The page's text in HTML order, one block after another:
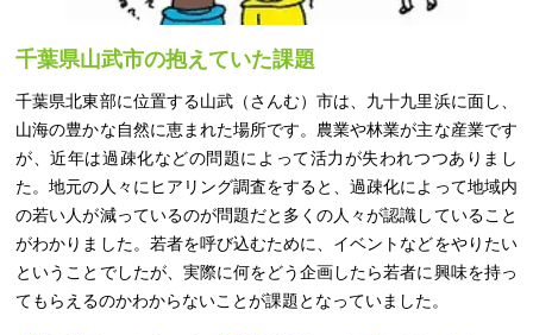
千葉県山武市の抱えていた課題
千葉県北東部に位置する山武（さんむ）市は、九十九里浜に面し、
山海の豊かな自然に恵まれた場所です。農業や林業が主な産業です
が、近年は過疎化などの問題によって活力が失われつつありまし
た。地元の人々にヒアリング調査をすると、過疎化によって地域内
の若い人が減っているのが問題だと多くの人々が認識していること
がわかりました。若者を呼び込むために、イベントなどをやりたい
ということでしたが、実際に何をどう企画したら若者に興味を持っ
てもらえるのかわからないことが課題となっていました。